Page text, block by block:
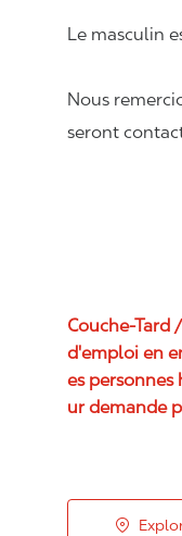
Le masculin
Nous
seront
Couche-Tard
d'emploi en
es
ur demande